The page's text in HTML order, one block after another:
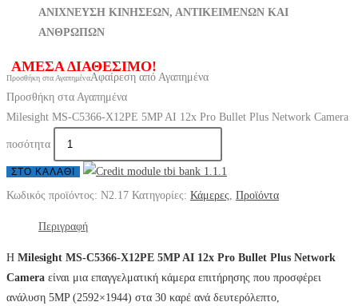
ΑΝΙΧΝΕΥΣΗ ΚΙΝΗΣΕΩΝ, ΑΝΤΙΚΕΙΜΕΝΩΝ ΚΑΙ
ΑΝΘΡΩΠΩΝ
ΑΜΕΣΑ ΔΙΑΘΕΣΙΜΟ!
Προσθήκη στα ΑγαπημέναΑφαίρεση από Αγαπημένα
Προσθήκη στα Αγαπημένα
Milesight MS-C5366-X12PE 5MP AI 12x Pro Bullet Plus Network Camera
ποσότητα
ΣΤΟ ΚΑΛΆΘΙ
Κωδικός προϊόντος: N2.17 Κατηγορίες: Κάμερες Προϊόντα
Περιγραφή
Η Milesight MS-C5366-X12PE 5MP AI 12x Pro Bullet Plus Network
Camera είναι μια επαγγελματική κάμερα επιτήρησης που προσφέρει
ανάλυση 5MP (2592×1944) στα 30 καρέ ανά δευτερόλεπτο,